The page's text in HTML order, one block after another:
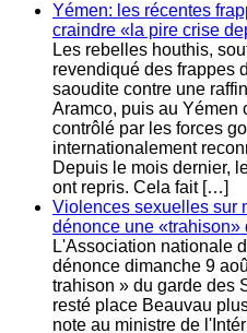
Yémen: les récentes
craindre «la pire crise
Les rebelles houthis,
revendiqué des frappes
saoudite contre une
Aramco, puis au Yémen
contrôlé par les forces
internationalement
Depuis le mois dernier,
ont repris. Cela fait […]
Violences sexuelles sur
dénonce une «trahison»
L'Association nationale
dénonce dimanche 9
trahison » du garde des
resté place Beauvau
note au ministre de